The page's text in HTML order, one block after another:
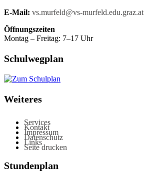
E-Mail: vs.murfeld@vs-murfeld.edu.graz.at
Öffnungszeiten
Montag – Freitag: 7–17 Uhr
Schulwegplan
Weiteres
Services
Kontakt
Impressum
Datenschutz
Links
Seite drucken
Stundenplan